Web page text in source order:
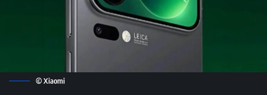
© Xiaomi